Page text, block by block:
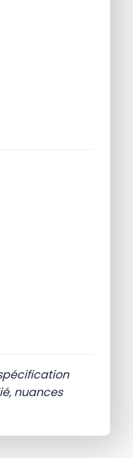
nuances